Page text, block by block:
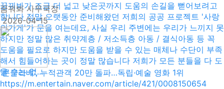
꿈꿔봐가 조금 더 넓고 낮은곳까지 도움의 손길을 뻗어보려고
합니다 정말 오랫동안 준비해왔던 저희의 공공 프로젝트 '사랑
의가게'가 문을 여는데요, 사실 우리 주변에는 우리가 느끼지 못
하지만 정말 많은 취약계층 / 저소득층 아동 / 결식아동 등 꼭
도움을 필요로 하지만 도움을 받을 수 있는 매체나 수단이 부족
해서 힘들어하는 곳이 정말 많습니다 저희가 모든 분들을 다 도
울 수는 없...
꿈꿔봐 사무국장
2026-04-15
'콘클라베', 누적관객 20만 돌파…독립·예술 영화 1위
https://m.entertain.naver.com/article/421/0008150654